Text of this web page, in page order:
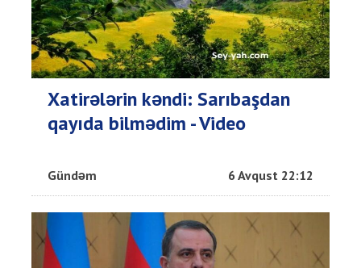
Xatirələrin kəndi: Sarıbaşdan
qayıda bilmədim - Video
Gündəm 6 Avqust 22:12